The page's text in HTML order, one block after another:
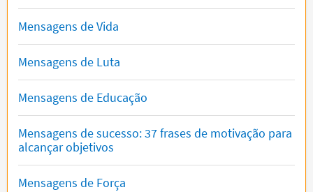
Mensagens de Vida
Mensagens de Luta
Mensagens de Educação
Mensagens de sucesso: 37 frases de motivação para
alcançar objetivos
Mensagens de Força